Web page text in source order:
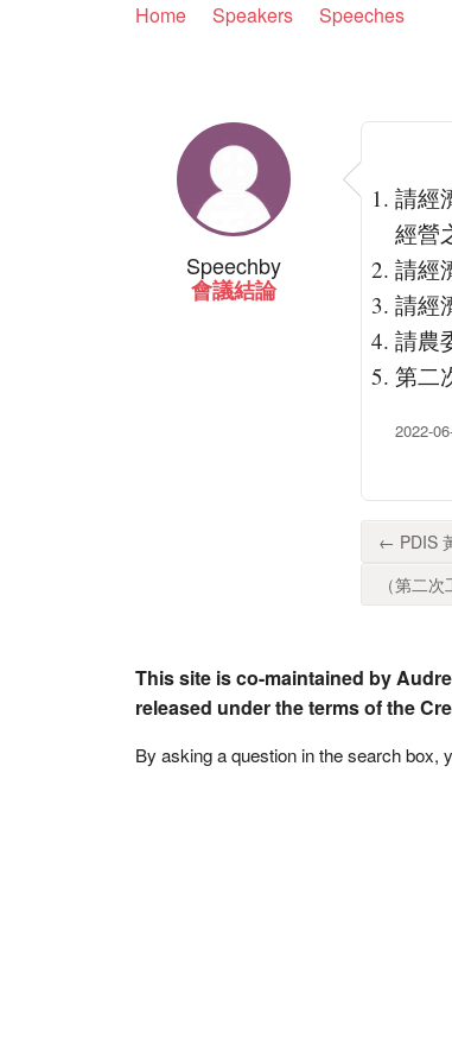
Home Speakers Speeches
Speechby
會議結論
請經
經營
請經
請經
請農
第二
2022-
← PDIS
（第二
This site is co-maintained by
released under the terms of the
By asking a question in the search box,